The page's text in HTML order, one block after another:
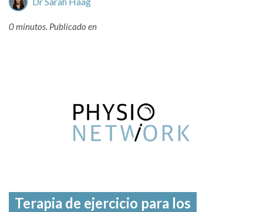
0 minutos. Publicado en
Terapia de ejercicio para los